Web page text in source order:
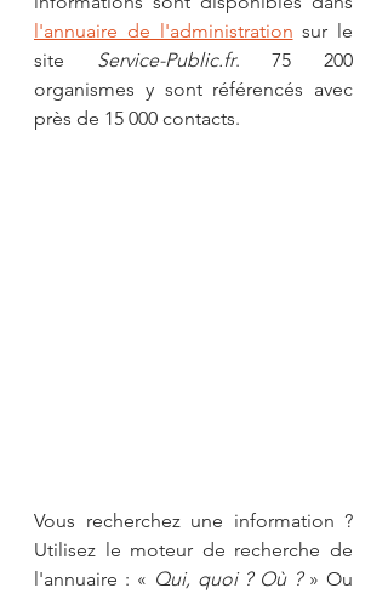
l'annuaire de l'administration sur le
site Service-Public.fr. 75 200
organismes y sont référencés avec
près de 15 000 contacts.
Vous recherchez une information ?
Utilisez le moteur de recherche de
l'annuaire : « Qui, quoi ? Où ? » Ou